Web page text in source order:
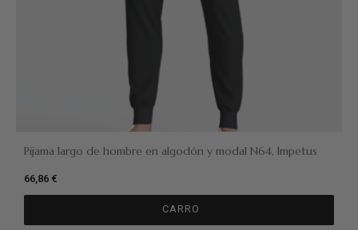
Pijama largo de hombre en algodón y modal N64, Impetus
66,86 €
CARRO